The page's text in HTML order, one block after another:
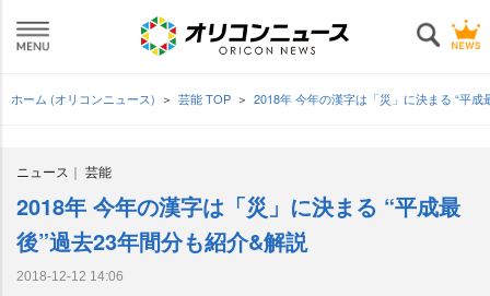
ホーム (オリコンニュース) 芸能 TOP 2018年 今年の漢字は「災」に決まる “平
ニュース 芸能
2018年 今年の漢字は「災」に決まる “平成最
後”過去23年間分も紹介&解説
2018-12-12 14:06